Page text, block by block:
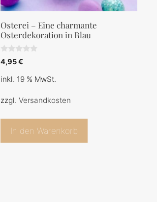
Osterei – Eine charmante
Osterdekoration in Blau
0
v
n
4,95€
inkl. 19 % MwSt.
zzgl. Versandkosten
In den Warenkorb